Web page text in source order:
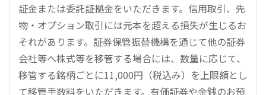
証金または委託証拠金をいただきます。信用取引、先
物・オプション取引には元本を超える損失が生じるお
それがあります。証券保管振替機構を通じて他の証券
会社等へ株式等を移管する場合には、数量に応じて、
移管する銘柄ごとに11,000円（税込み）を上限額とし
て移管手数料をいただきます。有価証券や金銭のお預